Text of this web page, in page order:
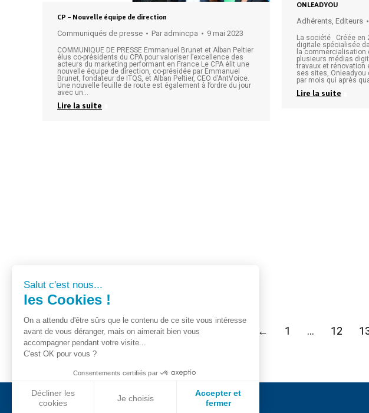
CP – Nouvelle équipe de direction
Communiqués de presse Par admincpa 9 mai 2023
COMMUNIQUE DE PRESSE Emmanuel Brunet et Alban Peltier
élus co-présidents du CPA pour valoriser l’excellence des
acteurs du marketing performant en France Le CPA élit une
nouvelle équipe de direction, co-présidée par Emmanuel
Brunet, fondateur de ITQS, et Alban Peltier, CEO d’AntVoice.
Une nouvelle feuille de route est également à l’ordre du jour
avec un…
Lire la suite
ONLEADYOU
Adhérents, Editeurs
La société Créée en
digitale spécialisée
la commercialisation
plusieurs médias
travaux et rénovation
ses sites, Onleadyou
par mois qui après
Lire la suite
← 1 … 12
Salut c'est nous...
les Cookies !
On a attendu d'être sûrs que le contenu de ce site vous intéresse
avant de vous déranger, mais on aimerait bien vous
accompagner pendant votre visite...
C'est OK pour vous ?
Consentements certifiés par
Décliner les
cookies
Je choisis
Accepter et
fermer